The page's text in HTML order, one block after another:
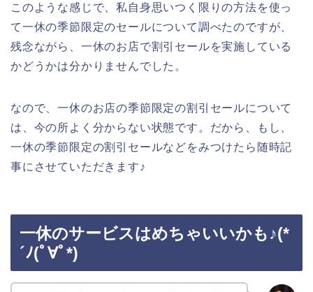
このような感じで、私自身思いつく限りの方法を使っ
て一休の季節限定のセールについて調べたのですが、
残念ながら、一休のお店で割引セールを実施している
かどうかは分かりませんでした。
なので、一休のお店の季節限定の割引セールについて
は、今の所よく分からない状態です。だから、もし、
一休の季節限定の割引セールなどをみつけたら随時記
事にさせていただきます♪
一休のサービスはめちゃいいかも♪(*
´ﾉ(ﾟ∀ﾟ*)